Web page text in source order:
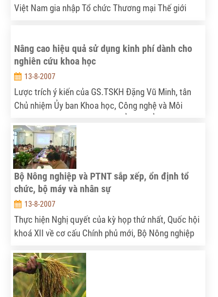
Việt Nam gia nhập Tổ chức Thương mại Thế giới
nông nghiệp dường như vẫn chưa thể bắt nhịp với
guồng quay mới. Chính vì vậy, vấn đề cải cách nông
nghiệp hiện nay phải được đặt lên hàng đầu.
Nâng cao hiệu quả sử dụng kinh phí dành cho
nghiên cứu khoa học
13-8-2007
Lược trích ý kiến của GS.TSKH Đặng Vũ Minh, tân
Chủ nhiệm Ủy ban Khoa học, Công nghệ và Môi
Thường vụ Quốc hội qua cuộc trả lời phỏng vấn của
Tia Sáng.
Bộ Nông nghiệp và PTNT sắp xếp, ổn định tổ
chức, bộ máy và nhân sự
13-8-2007
Thực hiện Nghị quyết của kỳ họp thứ nhất, Quốc hội
khoá XII về cơ cấu Chính phủ mới, Bộ Nông nghiệp
bộ máy và nhân sự.